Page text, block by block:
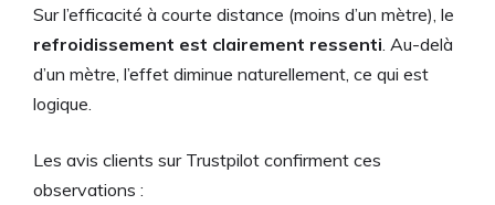
Sur l’efficacité à courte distance (moins d’un mètre), le
refroidissement est clairement ressenti . Au-delà
d’un mètre, l’effet diminue naturellement, ce qui est
logique.
Les avis clients sur Trustpilot confirment ces
observations :